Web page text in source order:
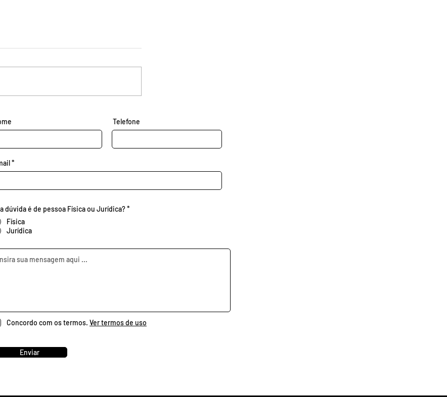
Telefone
dúvida é de pessoa Física ou Jurídica?*
Física
Jurídica
Concordo com os termos. Ver termos de uso
Enviar